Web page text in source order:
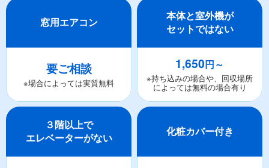
窓用エアコン
要ご相談
※場合によっては実質無料
本体と室外機が
セットではない
1,650円～
※持ち込みの場合や、回収場所
によっては無料の場合有り
３階以上で
エレベーターがない
化粧カバー付き